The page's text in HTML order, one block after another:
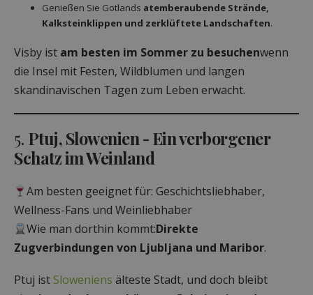
Genießen Sie Gotlands atemberaubende Strände,
Kalksteinklippen und zerklüftete Landschaften.
Visby ist am besten im Sommer zu besuchenwenn
die Insel mit Festen, Wildblumen und langen
skandinavischen Tagen zum Leben erwacht.
5. Ptuj, Slowenien - Ein verborgener
Schatz im Weinland
Am besten geeignet für: Geschichtsliebhaber,
Wellness-Fans und Weinliebhaber
Wie man dorthin kommt:Direkte
Zugverbindungen von Ljubljana und Maribor.
Ptuj ist Sloweniens älteste Stadt, und doch bleibt